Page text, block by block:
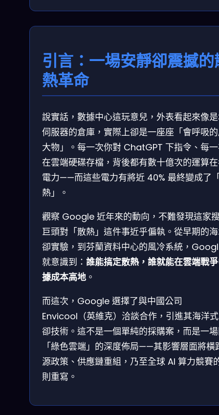
引言：一場安靜卻震撼的
熱革命
說實話，數據中心這玩意兒，外表看起來像
伺服器的倉庫，實際上卻是一座座「會呼吸
大物」。每一次你對 ChatGPT 下指令、每
在雲端硬碟存檔，背後都有數十億次的運算
電力——而這些電力有將近 40% 最終變成了
熱」。
觀察 Google 近年來的動向，不難發現這家
巨頭對「散熱」這件事近乎偏執。從早期的
卻實驗，到芬蘭資料中心的風冷系統，
就意識到： 誰能搞定散熱，誰就能在雲端戰
據成本高地 。
而這次，Google 選擇了與中國公司
Envicool（英維克）洽談合作，引進其海洋
卻技術。這不是一個單純的採購案，而是一
「綠色雲端」的深度佈局——其影響層面將橫
源政策、供應鏈重組，乃至全球 AI 算力競賽
則重寫。